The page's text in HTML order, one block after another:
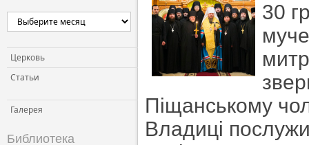
Церковь
Статьи
Галерея
Библиотека
30
Піщанському
Владиці